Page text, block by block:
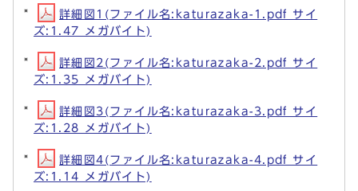
詳細図1(ファイル名:katurazaka-1.pdf サイ
ズ:1.47 メガバイト)
詳細図2(ファイル名:katurazaka-2.pdf サイ
ズ:1.35 メガバイト)
詳細図3(ファイル名:katurazaka-3.pdf サイ
ズ:1.28 メガバイト)
詳細図4(ファイル名:katurazaka-4.pdf サイ
ズ:1.14 メガバイト)